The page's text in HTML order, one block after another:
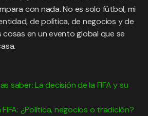
con nada. No es solo fútbol, mi
de política, de negocios y de
cosas en un evento global que se
saber: La decisión de la FIFA y su
¿Política, negocios o tradición?